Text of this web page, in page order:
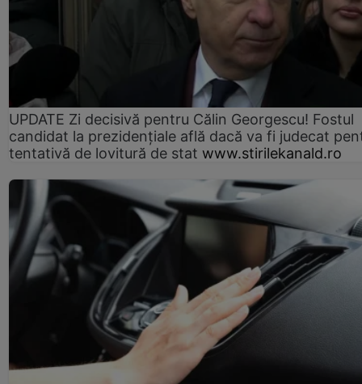
UPDATE Zi decisivă pentru Călin Georgescu! Fostul
candidat la prezidențiale află dacă va fi judecat
tentativă de lovitură de stat www.stirilekanald.ro